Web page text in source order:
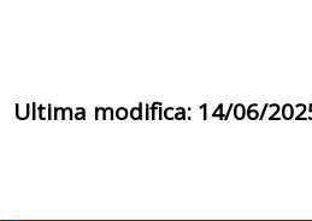
Ultima modifica: 14/06/